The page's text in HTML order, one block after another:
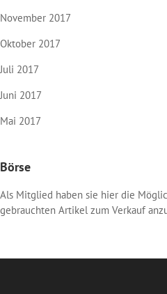
November 2017
Oktober 2017
Juli 2017
Juni 2017
Mai 2017
Börse
Als Mitglied haben sie hier die
gebrauchten Artikel zum Verkauf